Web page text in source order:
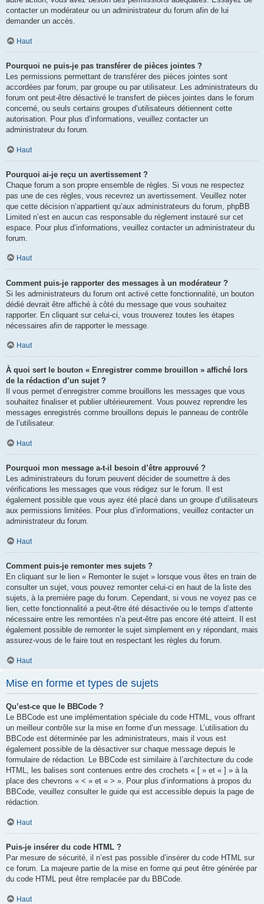
contacter un modérateur ou un administrateur du forum afin de lui
demander un accès.
Haut
Pourquoi ne puis-je pas transférer de pièces jointes ?
Les permissions permettant de transférer des pièces jointes sont
accordées par forum, par groupe ou par utilisateur. Les administrateurs du
forum ont peut-être désactivé le transfert de pièces jointes dans le forum
concerné, ou seuls certains groupes d’utilisateurs détiennent cette
autorisation. Pour plus d’informations, veuillez contacter un
administrateur du forum.
Haut
Pourquoi ai-je reçu un avertissement ?
Chaque forum a son propre ensemble de règles. Si vous ne respectez
pas une de ces règles, vous recevrez un avertissement. Veuillez noter
que cette décision n’appartient qu’aux administrateurs du forum, phpBB
Limited n’est en aucun cas responsable du règlement instauré sur cet
espace. Pour plus d’informations, veuillez contacter un administrateur du
forum.
Haut
Comment puis-je rapporter des messages à un modérateur ?
Si les administrateurs du forum ont activé cette fonctionnalité, un bouton
dédié devrait être affiché à côté du message que vous souhaitez
rapporter. En cliquant sur celui-ci, vous trouverez toutes les étapes
nécessaires afin de rapporter le message.
Haut
À quoi sert le bouton « Enregistrer comme brouillon » affiché lors
de la rédaction d’un sujet ?
Il vous permet d’enregistrer comme brouillons les messages que vous
souhaitez finaliser et publier ultérieurement. Vous pouvez reprendre les
messages enregistrés comme brouillons depuis le panneau de contrôle
de l’utilisateur.
Haut
Pourquoi mon message a-t-il besoin d’être approuvé ?
Les administrateurs du forum peuvent décider de soumettre à des
vérifications les messages que vous rédigez sur le forum. Il est
également possible que vous ayez été placé dans un groupe d’utilisateurs
aux permissions limitées. Pour plus d’informations, veuillez contacter un
administrateur du forum.
Haut
Comment puis-je remonter mes sujets ?
En cliquant sur le lien « Remonter le sujet » lorsque vous êtes en train de
consulter un sujet, vous pouvez remonter celui-ci en haut de la liste des
sujets, à la première page du forum. Cependant, si vous ne voyez pas ce
lien, cette fonctionnalité a peut-être été désactivée ou le temps d’attente
nécessaire entre les remontées n’a peut-être pas encore été atteint. Il est
également possible de remonter le sujet simplement en y répondant, mais
assurez-vous de le faire tout en respectant les règles du forum.
Haut
Mise en forme et types de sujets
Qu’est-ce que le BBCode ?
Le BBCode est une implémentation spéciale du code HTML, vous offrant
un meilleur contrôle sur la mise en forme d’un message. L’utilisation du
BBCode est déterminée par les administrateurs, mais il vous est
également possible de la désactiver sur chaque message depuis le
formulaire de rédaction. Le BBCode est similaire à l’architecture du code
HTML, les balises sont contenues entre des crochets « [ » et « ] » à la
place des chevrons « < » et « > ». Pour plus d’informations à propos du
BBCode, veuillez consulter le guide qui est accessible depuis la page de
rédaction.
Haut
Puis-je insérer du code HTML ?
Par mesure de sécurité, il n’est pas possible d’insérer du code HTML sur
ce forum. La majeure partie de la mise en forme qui peut être générée par
du code HTML peut être remplacée par du BBCode.
Haut